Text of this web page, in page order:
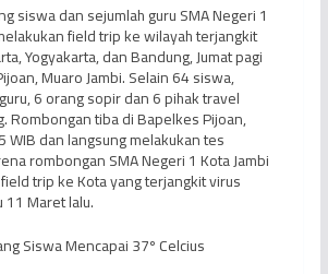
siswa dan sejumlah guru SMA Negeri 1
field trip ke wilayah terjangkit
Yogyakarta, dan Bandung, Jumat pagi
Muaro Jambi. Selain 64 siswa,
6 orang sopir dan 6 pihak travel
Rombongan tiba di Bapelkes Pijoan,
WIB dan langsung melakukan tes
rombongan SMA Negeri 1 Kota Jambi
trip ke Kota yang terjangkit virus
Maret lalu.
Siswa Mencapai 37º Celcius